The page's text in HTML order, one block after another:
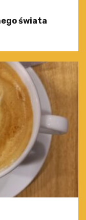
świata